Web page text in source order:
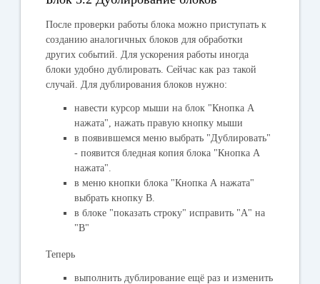
После проверки работы блока можно приступать к
созданию аналогичных блоков для обработки
других событий. Для ускорения работы иногда
блоки удобно дублировать. Сейчас как раз такой
случай. Для дублирования блоков нужно:
навести курсор мыши на блок "Кнопка А
нажата", нажать правую кнопку мыши
в появившемся меню выбрать "Дублировать"
- появится бледная копия блока "Кнопка А
нажата".
в меню кнопки блока "Кнопка А нажата"
выбрать кнопку В.
в блоке "показать строку" исправить "А" на
"B"
Теперь
выполнить дублирование ещё раз и изменить